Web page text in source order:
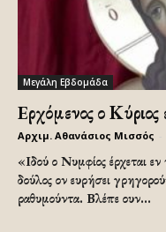
Μεγάλη Εβδομάδα
Eρχόμενος ο
Αρχιμ. Αθανάσιος Μισσός
«Ιδού ο Νυμφίος έρχεται
δούλος ον ευρήσει
ραθυμούντα. Βλέπε ουν...